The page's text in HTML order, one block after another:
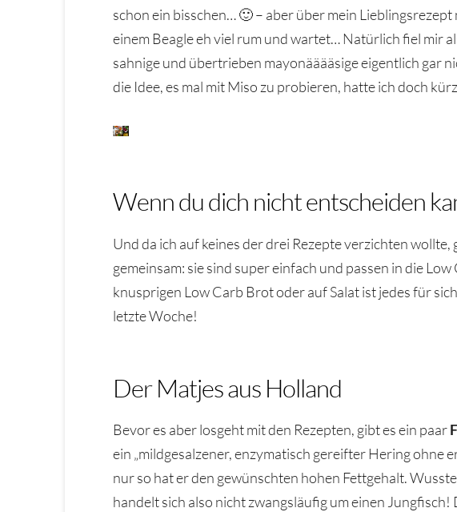
schon ein bisschen… 🙂 – aber über mein
einem Beagle eh viel rum und wartet… Natürlich fiel mir
sahnige und übertrieben mayonääääsige eigentlich gar
die Idee, es mal mit Miso zu probieren, hatte ich doch
Wenn du dich nicht entscheiden
Und da ich auf keines der drei Rezepte verzichten wollte,
gemeinsam: sie sind super einfach und passen in die
knusprigen Low Carb Brot oder auf Salat ist jedes für
letzte Woche!
Der Matjes aus Holland
Bevor es aber losgeht mit den Rezepten, gibt es ein paar
ein „mildgesalzener, enzymatisch gereifter Hering ohne
nur so hat er den gewünschten hohen Fettgehalt.
handelt sich also nicht zwangsläufig um einen